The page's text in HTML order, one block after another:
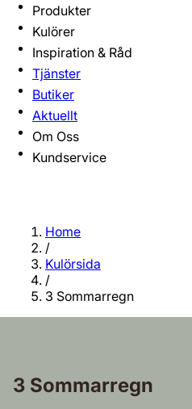
Produkter
Kulörer
Inspiration & Råd
Tjänster
Butiker
Aktuellt
Om Oss
Kundservice
Home
/
Kulörsida
/
3 Sommarregn
3 Sommarregn